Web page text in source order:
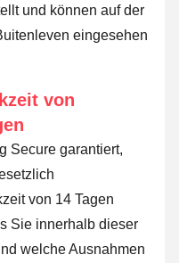
und können auf der
eingesehen
von
Secure garantiert,
von 14 Tagen
Sie innerhalb dieser
welche Ausnahmen